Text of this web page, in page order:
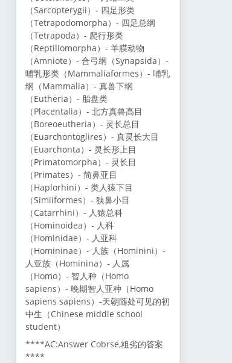
（Sarcopterygii）- 四足形类
（Tetrapodomorpha）- 四足总纲
（Tetrapoda）- 爬行形类
（Reptiliomorpha）- 羊膜动物
（Amniote）- 合弓纲（Synapsida）-
哺乳形类（Mammaliaformes）- 哺乳
纲（Mammalia）- 真兽下纲
（Eutheria）- 胎盘类
（Placentalia）- 北方真兽高目
（Boreoeutheria）- 灵长总目
（Euarchontoglires）- 真灵长大目
（Euarchonta）- 灵长形上目
（Primatomorpha）- 灵长目
（Primates）- 简鼻亚目
（Haplorhini）- 类人猿下目
（Simiiformes）- 狭鼻小目
（Catarrhini）- 人猿总科
（Hominoidea）- 人科
（Hominidae）- 人亚科
（Homininae）- 人族（Hominini）-
人亚族（Hominina）- 人属
（Homo）- 智人种（Homo
sapiens）- 晚期智人亚种（Homo
sapiens sapiens）-天朝随处可见的初
中生（Chinese middle school
student）
****AC:Answer Cobrse,粗劣的答案
****